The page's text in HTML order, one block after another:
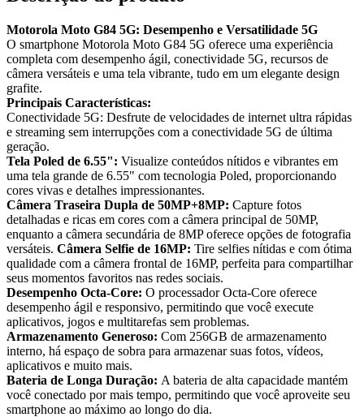
Motorola Moto G84 5G: Desempenho e Versatilidade 5G
O smartphone Motorola Moto G84 5G oferece uma experiência
completa com desempenho ágil, conectividade 5G, recursos de
câmera versáteis e uma tela vibrante, tudo em um elegante design
grafite.
Principais Características:
Conectividade 5G: Desfrute de velocidades de internet ultra rápidas
e streaming sem interrupções com a conectividade 5G de última
geração.
Tela Poled de 6.55": Visualize conteúdos nítidos e vibrantes em
uma tela grande de 6.55" com tecnologia Poled, proporcionando
cores vivas e detalhes impressionantes.
Câmera Traseira Dupla de 50MP+8MP: Capture fotos
detalhadas e ricas em cores com a câmera principal de 50MP,
enquanto a câmera secundária de 8MP oferece opções de fotografia
versáteis. Câmera Selfie de 16MP: Tire selfies nítidas e com ótima
qualidade com a câmera frontal de 16MP, perfeita para compartilhar
seus momentos favoritos nas redes sociais.
Desempenho Octa-Core: O processador Octa-Core oferece
desempenho ágil e responsivo, permitindo que você execute
aplicativos, jogos e multitarefas sem problemas.
Armazenamento Generoso: Com 256GB de armazenamento
interno, há espaço de sobra para armazenar suas fotos, vídeos,
aplicativos e muito mais.
Bateria de Longa Duração: A bateria de alta capacidade mantém
você conectado por mais tempo, permitindo que você aproveite seu
smartphone ao máximo ao longo do dia.